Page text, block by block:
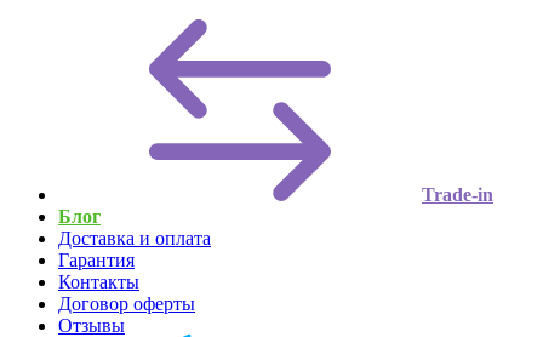
Trade-in
Блог
Доставка и оплата
Гарантия
Контакты
Договор оферты
Отзывы